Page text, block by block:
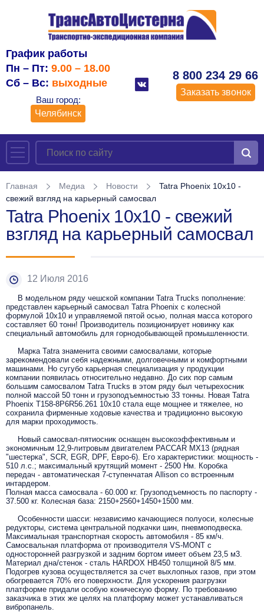
График работы
Пн – Пт: 9.00 – 18.00
Сб – Вс: выходные
Ваш город:
Челябинск
8 800 234 29 66
Заказать звонок
Главная Медиа Новости
Tatra Phoenix 10x10 -
свежий взгляд на карьерный самосвал
Tatra Phoenix 10x10 - свежий
взгляд на карьерный самосвал
12 Июля 2016
В модельном ряду чешской компании Tatra Trucks пополнение:
представлен карьерный самосвал Tatra Phoenix с колесной
формулой 10x10 и управляемой пятой осью, полная масса которого
составляет 60 тонн! Производитель позиционирует новинку как
специальный автомобиль для горнодобывающей промышленности.
Марка Tatra знаменита своими самосвалами, которые
зарекомендовали себя надежными, долговечными и комфортными
машинами. Но сугубо карьерная специализация у продукции
компании появилась относительно недавно. До сих пор самым
большим самосвалом Tatra Trucks в этом ряду был четырехосник
полной массой 50 тонн и грузоподъемностью 33 тонны. Новая Tatra
Phoenix T158-8P6R56.261 10x10 стала еще мощнее и тяжелее, но
сохранила фирменные ходовые качества и традиционно высокую
для марки проходимость.
Новый самосвал-пятиосник оснащен высокоэффективным и
экономичным 12,9-литровым двигателем PACCAR MX13 (рядная
"шестерка", SCR, EGR, DPF, Евро-6). Его характеристики: мощность -
510 л.с.; максимальный крутящий момент - 2500 Нм. Коробка
передач - автоматическая 7-ступенчатая Allison со встроенным
интардером.
Полная масса самосвала - 60.000 кг. Грузоподъемность по паспорту -
37.500 кг. Колесная база: 2150+2560+1450+1500 мм.
Особенности шасси: независимо качающиеся полуоси, колесные
редукторы, система центральной подкачки шин, пневмоподвеска.
Максимальная транспортная скорость автомобиля - 85 км/ч.
Самосвальная платформа от производителя VS-MONT с
односторонней разгрузкой и задним бортом имеет объем 23,5 м3
Материал дна/стенок - сталь HARDOX HB450 толщиной 8/5 мм.
Подогрев кузова осуществляется за счет выхлопных газов, при этом
обогревается 70% его поверхности. Для ускорения разгрузки
платформе придали особую коническую форму. По требованию
заказчика в этих же целях на платформу может устанавливаться
вибропанель.